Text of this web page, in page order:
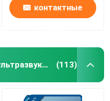
контактные
Датчик Multi частоты ультразвуковой (113)